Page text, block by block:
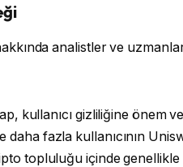
analistler ve
kullanıcı gizliliğine önem
fazla kullanıcının
topluluğu içinde genellikle